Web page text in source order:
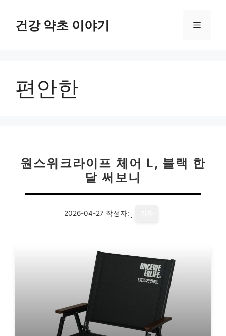
건강 약초 이야기 메
편안한
원스위크라이프 체어 L, 블랙 한
달 써보니
2026-04-27 작성자: